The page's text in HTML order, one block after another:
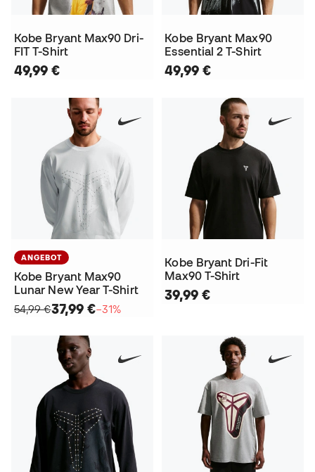
Kobe Bryant Max90 Dri-
FIT T-Shirt
49,99 €
Kobe Bryant Max90
Essential 2 T-Shirt
49,99 €
ANGEBOT
Kobe Bryant Max90
Lunar New Year T-Shirt
54,99 €37,99 €−31%
Kobe Bryant Dri-Fit
Max90 T-Shirt
39,99 €